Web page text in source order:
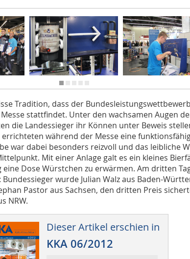
Tradition, dass der
stattfindet. Unter den wachsamen Augen
die Landessieger ihr Können unter Beweis
errichteten während der Messe eine
war dabei besonders reizvoll und das leibliche
Mit einer Anlage galt es ein kleines
Dose Würstchen zu erwärmen. Am dritten
wurde Julian Walz aus Baden-
Pastor aus Sachsen, den dritten Preis
NRW.
Dieser Artikel erschien in
KKA 06/2012